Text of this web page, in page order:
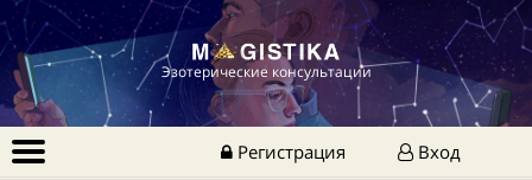
Эзотерические консультации
Регистрация Вход